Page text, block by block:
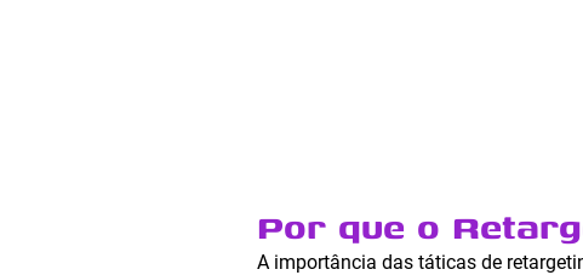
Por que o
A importância das táticas de